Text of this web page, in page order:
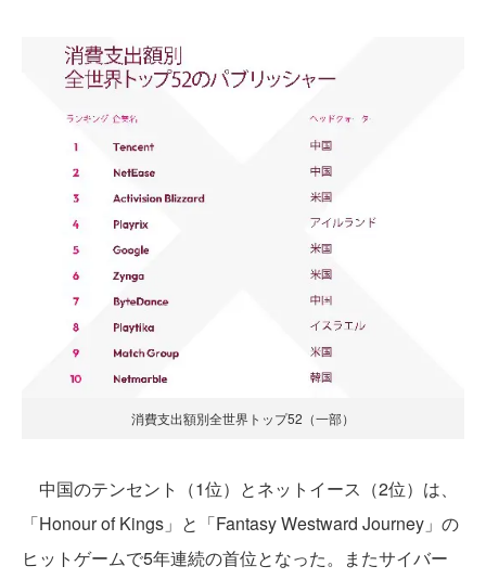
消費支出額別全世界トップ52（一部）
中国のテンセント（1位）とネットイース（2位）は、
「Honour of Kings」と「Fantasy Westward Journey」の
ヒットゲームで5年連続の首位となった。またサイバー